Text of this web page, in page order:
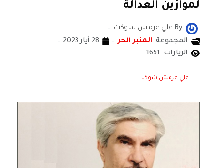
لموازين العدالة
By علي عرمش شوكت
المجموعة: المنبر الحر
28 أيار 2023
الزيارات: 1651
علي عرمش شوكت